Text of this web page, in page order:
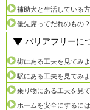
補助犬と生活している
優先席ってだれのもの？
バリアフリーに
街にある工夫を見てみよ
駅にある工夫を見てみよ
乗り物にある工夫を見
ホームを安全にするには